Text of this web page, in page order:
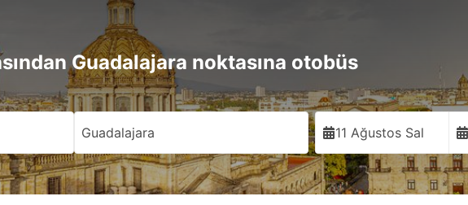
Guadalajara noktasına otobüs
Guadalajara 11 Ağustos Sal